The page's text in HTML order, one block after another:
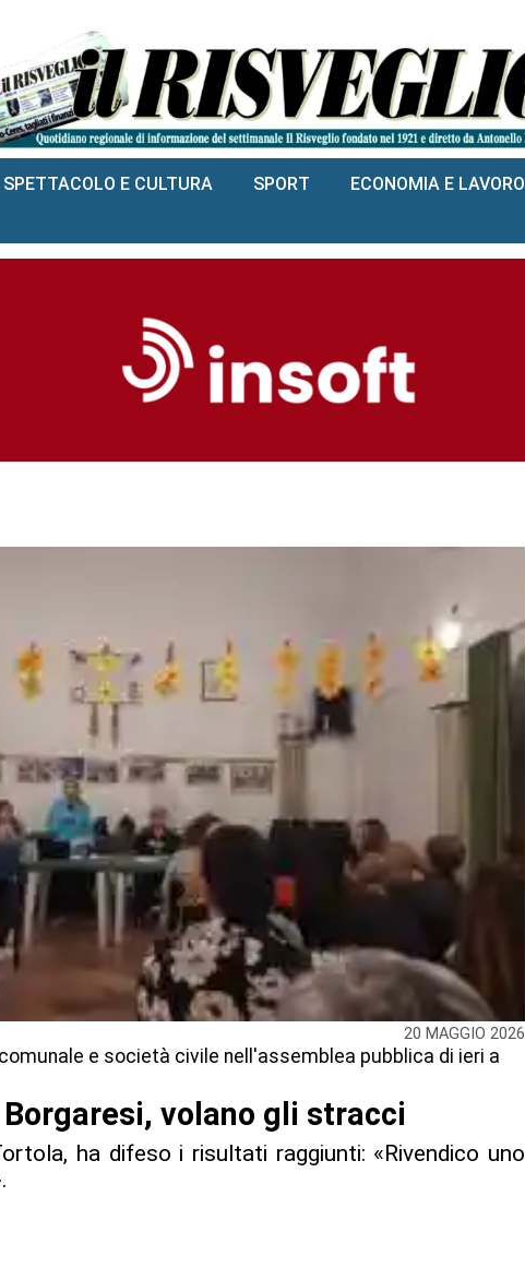
SPETTACOLO E CULTURA SPORT ECONOMIA E LAVORO
20 MAGGIO 2026
e società civile nell'assemblea pubblica di ieri a
volano gli stracci
ha difeso i risultati raggiunti: «Rivendico uno